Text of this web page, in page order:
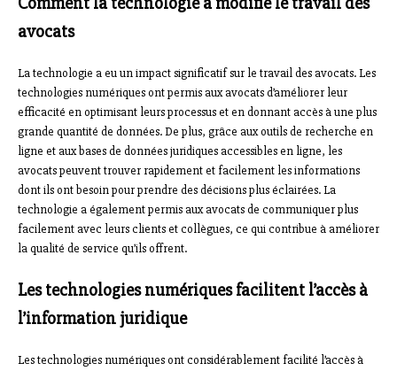
avocats
La technologie a eu un impact significatif sur le travail des avocats. Les
technologies numériques ont permis aux avocats d’améliorer leur
efficacité en optimisant leurs processus et en donnant accès à une plus
grande quantité de données. De plus, grâce aux outils de recherche en
ligne et aux bases de données juridiques accessibles en ligne, les
avocats peuvent trouver rapidement et facilement les informations
dont ils ont besoin pour prendre des décisions plus éclairées. La
technologie a également permis aux avocats de communiquer plus
facilement avec leurs clients et collègues, ce qui contribue à améliorer
la qualité de service qu’ils offrent.
Les technologies numériques facilitent l’accès à
l’information juridique
Les technologies numériques ont considérablement facilité l’accès à